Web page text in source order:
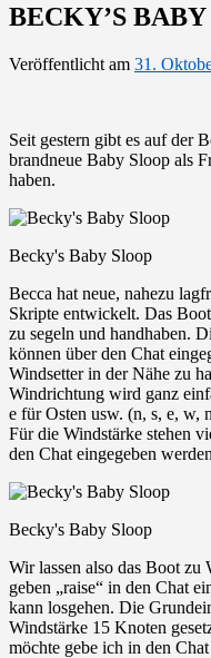
BECKY’S
Veröffentlicht am 31.
Seit gestern gibt es auf der
brandneue Baby Sloop als
haben.
Becky's Baby Sloop
Becca hat neue, nahezu
Skripte entwickelt. Das
zu segeln und handhaben.
können über den Chat
Windsetter in der Nähe zu
Windrichtung wird ganz
e für Osten usw. (n, s, e, w,
Für die Windstärke stehen
den Chat eingegeben
Becky's Baby Sloop
Wir lassen also das Boot zu
geben „raise“ in den Chat
kann losgehen. Die
Windstärke 15 Knoten
möchte gebe ich in den